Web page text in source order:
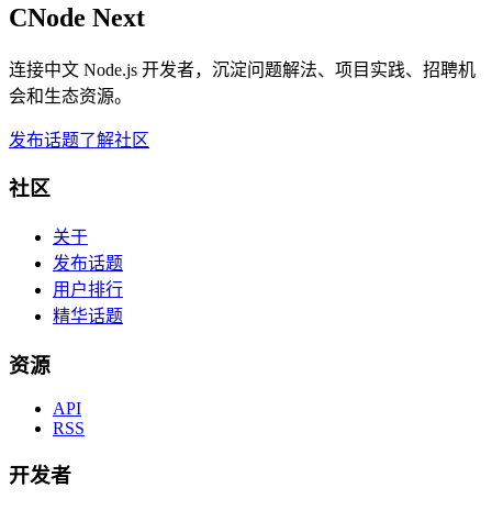
CNode Next
连接中文 Node.js 开发者，沉淀问题解法、项目实践、招聘机
会和生态资源。
发布话题了解社区
社区
关于
发布话题
用户排行
精华话题
资源
API
RSS
开发者